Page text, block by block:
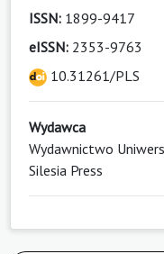
ISSN: 1899-9417
eISSN: 2353-9763
10.31261/PLS
Wydawca
Wydawnictwo
Silesia Press